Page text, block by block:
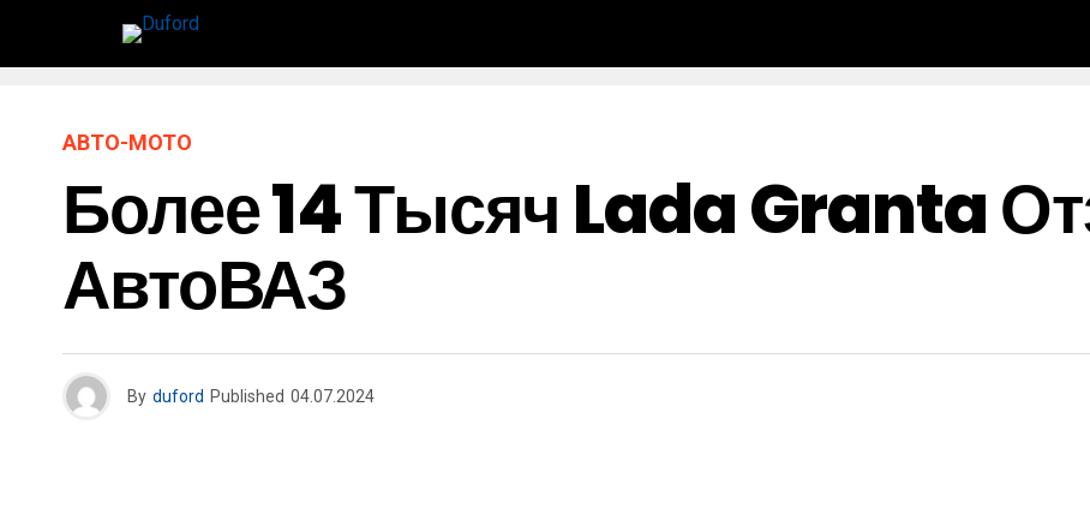
АВТО-МОТО
Более 14 Тысяч Lada Granta
АвтоВАЗ
By duford Published 04.07.2024